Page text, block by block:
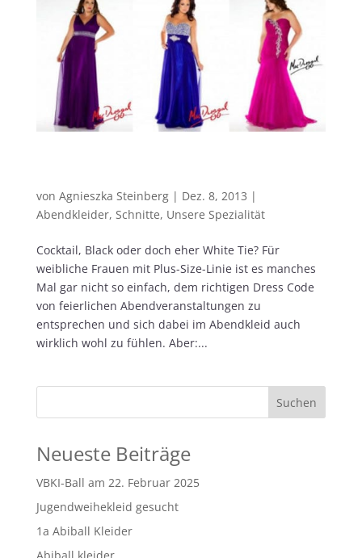
von Agnieszka Steinberg| Dez. 8, 2013 |
Abendkleider, Schnitte, Unsere Spezialität
Cocktail, Black oder doch eher White Tie? Für
weibliche Frauen mit Plus-Size-Linie ist es manches
Mal gar nicht so einfach, dem richtigen Dress Code
von feierlichen Abendveranstaltungen zu
entsprechen und sich dabei im Abendkleid auch
wirklich wohl zu fühlen. Aber:...
Neueste Beiträge
VBKI-Ball am 22. Februar 2025
Jugendweihekleid gesucht
1a Abiball Kleider